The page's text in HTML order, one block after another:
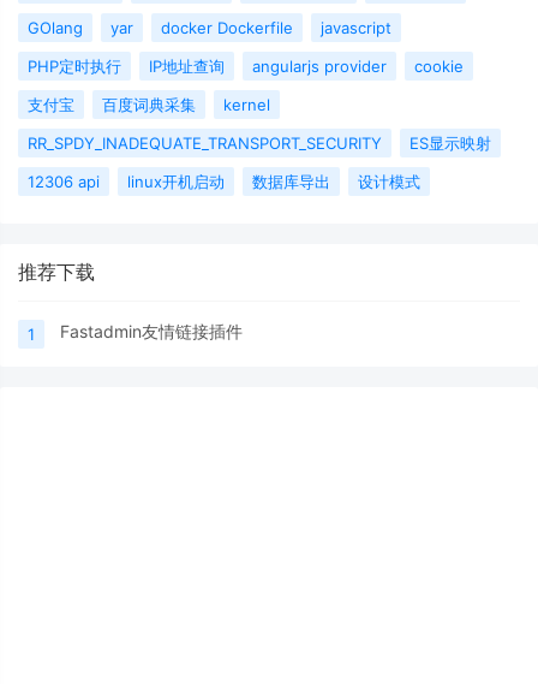
GOlang
yar docker Dockerfile
javascript
PHP定时执行
IP地址查询 angularjs provider
cookie
支付宝
百度词典采集
kernel
RR_SPDY_INADEQUATE_TRANSPORT_SECURITY
ES显示映射
12306 api
linux开机启动 数据库导出 设计模式
推荐下载
1 Fastadmin友情链接插件